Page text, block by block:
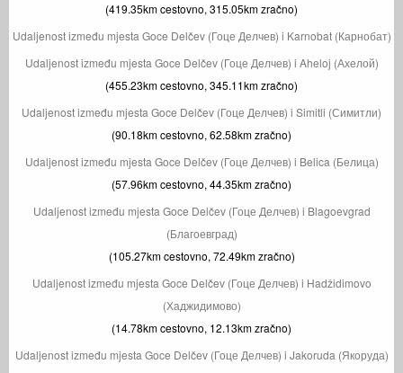
(419.35km cestovno, 315.05km zračno)
Udaljenost između mjesta Goce Delčev (Гоце Делчев) i Karnobat (Карнобат)
Udaljenost između mjesta Goce Delčev (Гоце Делчев) i Aheloj (Ахелой)
(455.23km cestovno, 345.11km zračno)
Udaljenost između mjesta Goce Delčev (Гоце Делчев) i Simitli (Симитли)
(90.18km cestovno, 62.58km zračno)
Udaljenost između mjesta Goce Delčev (Гоце Делчев) i Belica (Белица)
(57.96km cestovno, 44.35km zračno)
Udaljenost između mjesta Goce Delčev (Гоце Делчев) i Blagoevgrad
(Благоевград)
(105.27km cestovno, 72.49km zračno)
Udaljenost između mjesta Goce Delčev (Гоце Делчев) i Hadžidimovo
(Хаджидимово)
(14.78km cestovno, 12.13km zračno)
Udaljenost između mjesta Goce Delčev (Гоце Делчев) i Jakoruda (Якоруда)